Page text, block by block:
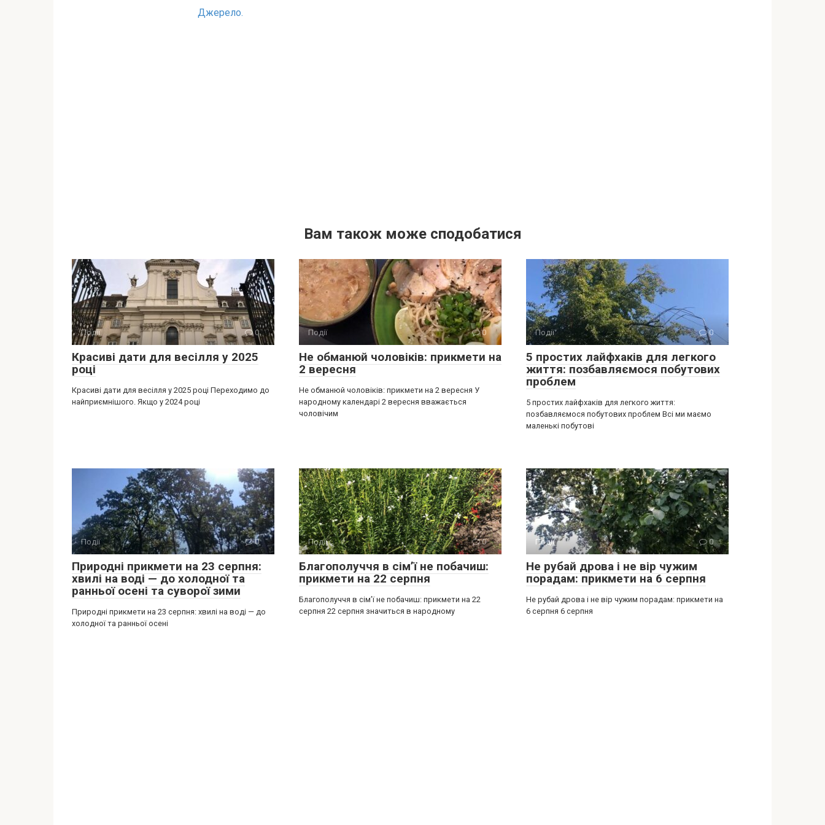
Джерело.
Вам також може сподобатися
Події 0
Красиві дати для весілля у 2025
році
Красиві дати для весілля у 2025 році Переходимо до
найприємнішого. Якщо у 2024 році
Події 0
Не обманюй чоловіків: прикмети на
2 вересня
Не обманюй чоловіків: прикмети на 2 вересня У
народному календарі 2 вересня вважається
чоловічим
Події 0
5 простих лайфхаків для легкого
життя: позбавляємося побутових
проблем
5 простих лайфхаків для легкого життя:
позбавляємося побутових проблем Всі ми маємо
маленькі побутові
Події 0
Природні прикмети на 23 серпня:
хвилі на воді — до холодної та
ранньої осені та суворої зими
Природні прикмети на 23 серпня: хвилі на воді — до
холодної та ранньої осені
Події 0
Благополуччя в сім’ї не побачиш:
прикмети на 22 серпня
Благополуччя в сім’ї не побачиш: прикмети на 22
серпня 22 серпня значиться в народному
Події 0
Не рубай дрова і не вір чужим
порадам: прикмети на 6 серпня
Не рубай дрова і не вір чужим порадам: прикмети на
6 серпня 6 серпня